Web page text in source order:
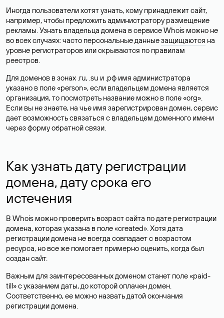
Иногда пользователи хотят узнать, кому принадлежит сайт,
например, чтобы предложить администратору размещение
рекламы. Узнать владельца домена в сервисе Whois можно не
во всех случаях: часто персональные данныезащищаются на
уровне регистраторов или скрываются по правилам
реестров.
Для доменов в зонах .ru, .su и .рф имя администратора
указано в поле «person», если владельцем домена является
организация, то посмотреть название можно в поле «org».
Если вы не знаете, на чье имя зарегистрирован домен, сервис
дает возможность связаться с владельцем доменного имени
через форму обратной связи.
Как узнать дату регистрации
домена, дату срока его
истечения
В Whois можно проверить возраст сайта по дате регистрации
домена, которая указана в поле «created». Хотя дата
регистрации домена не всегда совпадает с возрастом
ресурса, но все же помогает примерно оценить, когда был
создан сайт.
Важным для заинтересованных доменом станет поле «paid-
till» с указанием даты, до которой оплачен домен.
Соответственно, ее можно назвать датой окончания
регистрации домена.